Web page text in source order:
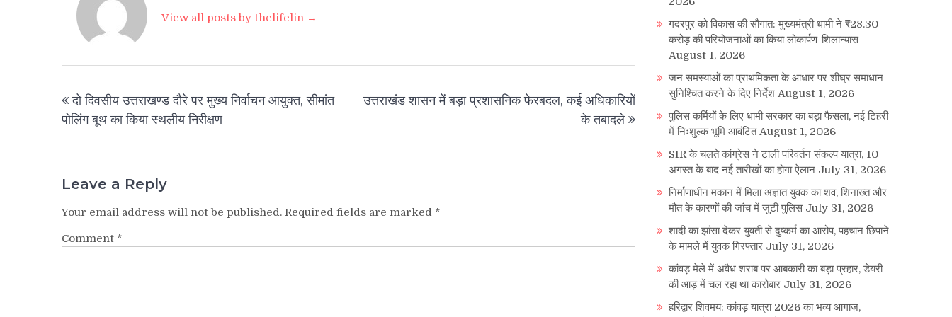
View all posts by thelifelin →
Post
navigation
दो दिवसीय उत्तराखण्ड दौरे पर मुख्य निर्वाचन आयुक्त, सीमांत
पोलिंग बूथ का किया स्थलीय निरीक्षण
उत्तराखंड शासन में बड़ा प्रशासनिक फेरबदल, कई अधिकारियों
के तबादले
Leave a Reply
Your email address will not be published. Required fields are marked *
Comment *
गदरपुर को विकास की सौगात: मुख्यमंत्री धामी ने ₹28.30
करोड़ की परियोजनाओं का किया लोकार्पण-शिलान्यास
August 1, 2026
जन समस्याओं का प्राथमिकता के आधार पर शीघ्र समाधान
सुनिश्चित करने के दिए निर्देश August 1, 2026
पुलिस कर्मियों के लिए धामी सरकार का बड़ा फैसला, नई टिहरी
में निःशुल्क भूमि आवंटित August 1, 2026
SIR के चलते कांग्रेस ने टाली परिवर्तन संकल्प यात्रा, 10
अगस्त के बाद नई तारीखों का होगा ऐलान July 31, 2026
निर्माणाधीन मकान में मिला अज्ञात युवक का शव, शिनाख्त और
मौत के कारणों की जांच में जुटी पुलिस July 31, 2026
शादी का झांसा देकर युवती से दुष्कर्म का आरोप, पहचान छिपाने
के मामले में युवक गिरफ्तार July 31, 2026
कांवड़ मेले में अवैध शराब पर आबकारी का बड़ा प्रहार, डेयरी
की आड़ में चल रहा था कारोबार July 31, 2026
हरिद्वार शिवमय: कांवड़ यात्रा 2026 का भव्य आगाज़,